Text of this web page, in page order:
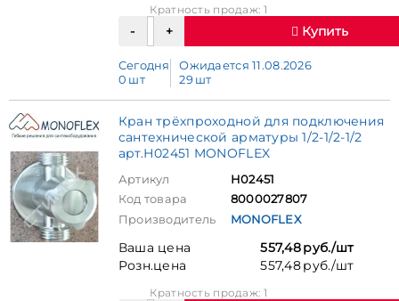
Кратность продаж: 1
Купить
Сегодня
0 шт
Ожидается 11.08.2026
29 шт
Кран трёхпроходной для подключения
сантехнической арматуры 1/2-1/2-1/2
арт.Н02451 MONOFLEX
Артикул
Н02451
Код товара
8000027807
Производитель
MONOFLEX
Ваша цена
557,48 руб./шт
Розн.цена
557,48 руб./шт
Кратность продаж: 1